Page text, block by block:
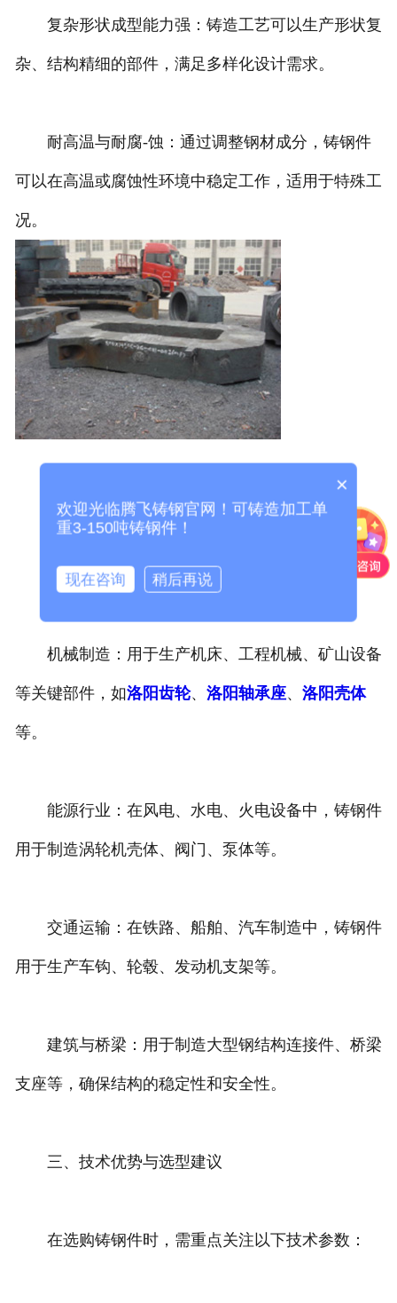
复杂形状成型能力强：铸造工艺可以生产形状复
杂、结构精细的部件，满足多样化设计需求。
耐高温与耐腐-蚀：通过调整钢材成分，铸钢件
可以在高温或腐蚀性环境中稳定工作，适用于特殊工
况。
二、铸钢件的应用场景
铸钢件广泛应用于多个行业，主要包括：
机械制造：用于生产机床、工程机械、矿山设备
等关键部件，如洛阳齿轮、 洛阳轴承座、 洛阳壳体
等。
能源行业：在风电、水电、火电设备中，铸钢件
用于制造涡轮机壳体、阀门、泵体等。
交通运输：在铁路、船舶、汽车制造中，铸钢件
用于生产车钩、轮毂、发动机支架等。
建筑与桥梁：用于制造大型钢结构连接件、桥梁
支座等，确保结构的稳定性和安全性。
三、技术优势与选型建议
在选购铸钢件时，需重点关注以下技术参数：
×
欢迎光临腾飞铸钢官网！可铸造加工单
重3-150吨铸钢件！
现在咨询 稍后再说